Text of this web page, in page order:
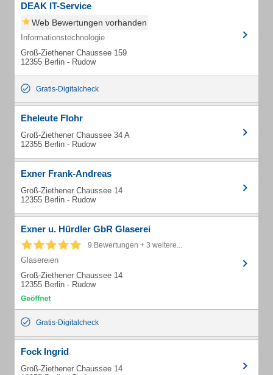
DEAK IT-Service
Web Bewertungen vorhanden
Informationstechnologie
Groß-Ziethener Chaussee 159
12355 Berlin - Rudow
Gratis-Digitalcheck
Eheleute Flohr
Groß-Ziethener Chaussee 34 A
12355 Berlin - Rudow
Exner Frank-Andreas
Groß-Ziethener Chaussee 14
12355 Berlin - Rudow
Exner u. Hürdler GbR Glaserei
9 Bewertungen + 3 weitere...
Glasereien
Groß-Ziethener Chaussee 14
12355 Berlin - Rudow
Gratis-Digitalcheck
Fock Ingrid
Groß-Ziethener Chaussee 14